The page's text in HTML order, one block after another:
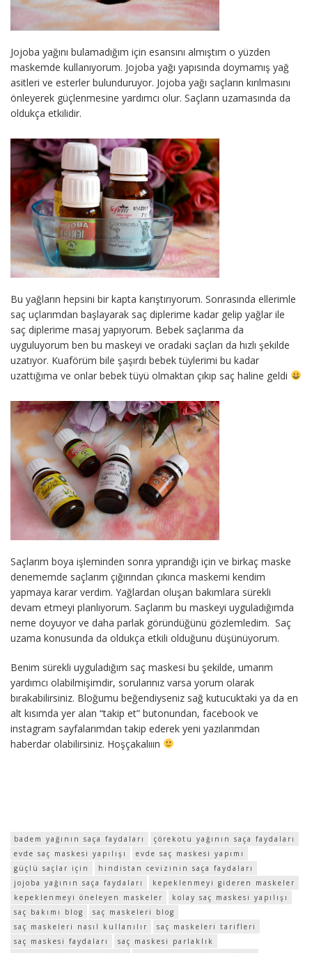
Jojoba yağını bulamadığım için esansını almıştım o yüzden
maskemde kullanıyorum. Jojoba yağı yapısında doymamış yağ
asitleri ve esterler bulunduruyor. Jojoba yağı saçların kırılmasını
önleyerek güçlenmesine yardımcı olur. Saçların uzamasında da
oldukça etkilidir.
Bu yağların hepsini bir kapta karıştırıyorum. Sonrasında ellerimle
saç uçlarımdan başlayarak saç diplerime kadar gelip yağlar ile
saç diplerime masaj yapıyorum. Bebek saçlarıma da
uyguluyorum ben bu maskeyi ve oradaki saçları da hızlı şekilde
uzatıyor. Kuaförüm bile şaşırdı bebek tüylerimi bu kadar
uzattığıma ve onlar bebek tüyü olmaktan çıkıp saç haline geldi
Saçlarım boya işleminden sonra yıprandığı için ve birkaç maske
denememde saçlarım çığırından çıkınca maskemi kendim
yapmaya karar verdim. Yağlardan oluşan bakımlara sürekli
devam etmeyi planlıyorum. Saçlarım bu maskeyi uyguladığımda
neme doyuyor ve daha parlak göründüğünü gözlemledim. Saç
uzama konusunda da oldukça etkili olduğunu düşünüyorum.
Benim sürekli uyguladığım saç maskesi bu şekilde, umarım
yardımcı olabilmişimdir, sorularınız varsa yorum olarak
bırakabilirsiniz. Bloğumu beğendiyseniz sağ kutucuktaki ya da en
alt kısımda yer alan “takip et” butonundan, facebook ve
instagram sayfalarımdan takip ederek yeni yazılarımdan
haberdar olabilirsiniz. Hoşçakalııın
badem yağının saça faydaları
çörekotu yağının saça faydaları
evde saç maskesi yapılışı
evde saç maskesi yapımı
güçlü saçlar için
hindistan cevizinin saça faydaları
jojoba yağının saça faydaları
kepeklenmeyi gideren maskeler
kepeklenmeyi öneleyen maskeler
kolay saç maskesi yapılışı
saç bakımı blog
saç maskeleri blog
saç maskeleri nasıl kullanılır
saç maskeleri tarifleri
saç maskesi faydaları
saç maskesi parlaklık